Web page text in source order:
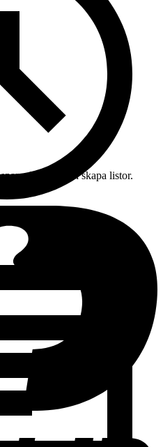
drycker och skapa listor.